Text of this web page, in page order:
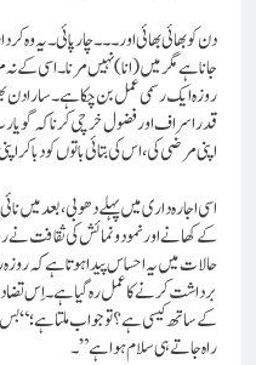
دن کو بھائی بھائی اور ۔۔۔ چارپائی۔ یہ وہ
جانا ہے مگر میں (انا) نہیں مرنا۔ اسی
روزہ ایک رسمی عمل بن چکا ہے۔ سارا دن
قدر اسراف اور فضول خرچی کرنا کہ
اپنی مرضی کی، اس کی بتائی باتوں کو دبا کر
اسی اجارہ داری میں پہلے دھوبی، بعد میں
کے کھانے اور نمود و نمائش کی ثقافت نے
حالات میں یہ احساس پیدا ہوتا ہے کہ
برداشت کرنے کا عمل رہ گیا ہے۔اِس
کے ساتھ کیسی ہے؟تو جواب ملتا ہے؛
راہ جاتے ہی سلام ہوا ہے”۔